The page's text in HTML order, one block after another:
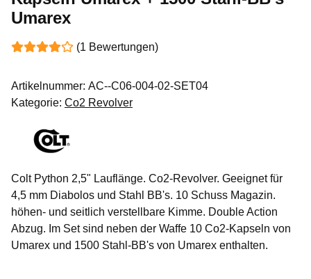
Umarex
(1 Bewertungen)
Artikelnummer: AC--C06-004-02-SET04
Kategorie: Co2 Revolver
Colt Python 2,5" Lauflänge. Co2-Revolver. Geeignet für
4,5 mm Diabolos und Stahl BB's. 10 Schuss Magazin.
höhen- und seitlich verstellbare Kimme. Double Action
Abzug. Im Set sind neben der Waffe 10 Co2-Kapseln von
Umarex und 1500 Stahl-BB's von Umarex enthalten.